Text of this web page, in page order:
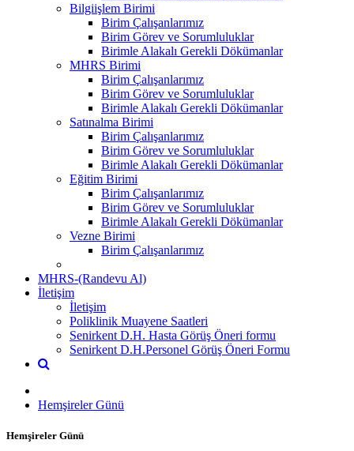
Bilgiişlem Birimi
Birim Çalışanlarımız
Birim Görev ve Sorumluluklar
Birimle Alakalı Gerekli Dökümanlar
MHRS Birimi
Birim Çalışanlarımız
Birim Görev ve Sorumluluklar
Birimle Alakalı Gerekli Dökümanlar
Satınalma Birimi
Birim Çalışanlarımız
Birim Görev ve Sorumluluklar
Birimle Alakalı Gerekli Dökümanlar
Eğitim Birimi
Birim Çalışanlarımız
Birim Görev ve Sorumluluklar
Birimle Alakalı Gerekli Dökümanlar
Vezne Birimi
Birim Çalışanlarımız
MHRS-(Randevu Al)
İletişim
İletişim
Poliklinik Muayene Saatleri
Senirkent D.H. Hasta Görüş Öneri formu
Senirkent D.H.Personel Görüş Öneri Formu
Hemşireler Günü
Hemşireler Günü